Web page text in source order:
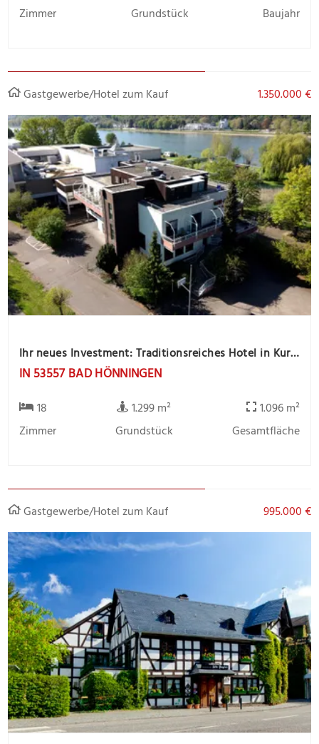
Zimmer
Grundstück
Baujahr
Gastgewerbe/Hotel zum Kauf 1.350.000 €
Ihr neues Investment: Traditionsreiches Hotel in Kurort-Lage, inkl. Betreiberwohnung, zu verkaufen!
IN 53557 BAD HÖNNINGEN
18
Zimmer
1.299 m²
Grundstück
1.096 m²
Gesamtfläche
Gastgewerbe/Hotel zum Kauf 995.000 €